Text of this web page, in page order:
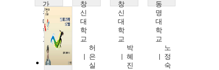
가
천
대
학
교
이
미
창
신
대
학
교
허
은
실
창
신
대
학
교
박
혜
진
동
명
대
학
교
노
정
숙